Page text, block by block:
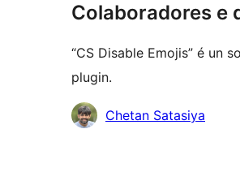
Colaboradores e
“CS Disable Emojis” é un
plugin.
Colaboradores
Chetan Satasiya